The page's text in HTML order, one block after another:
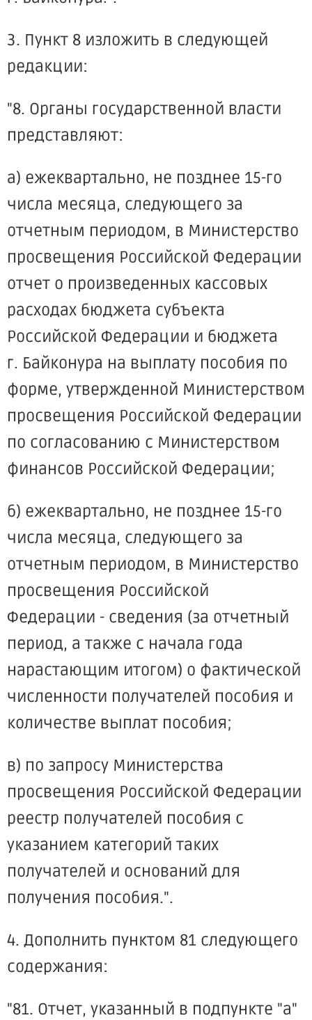
3. Пункт 8 изложить в следующей
редакции:
"8. Органы государственной власти
представляют:
а) ежеквартально, не позднее 15-го
числа месяца, следующего за
отчетным периодом, в Министерство
просвещения Российской Федерации
отчет о произведенных кассовых
расходах бюджета субъекта
Российской Федерации и бюджета
г. Байконура на выплату пособия по
форме, утвержденной Министерством
просвещения Российской Федерации
по согласованию с Министерством
финансов Российской Федерации;
б) ежеквартально, не позднее 15-го
числа месяца, следующего за
отчетным периодом, в Министерство
просвещения Российской
Федерации - сведения (за отчетный
период, а также с начала года
нарастающим итогом) о фактической
численности получателей пособия и
количестве выплат пособия;
в) по запросу Министерства
просвещения Российской Федерации
реестр получателей пособия с
указанием категорий таких
получателей и оснований для
получения пособия.".
4. Дополнить пунктом 81 следующего
содержания:
"81. Отчет, указанный в подпункте "а"